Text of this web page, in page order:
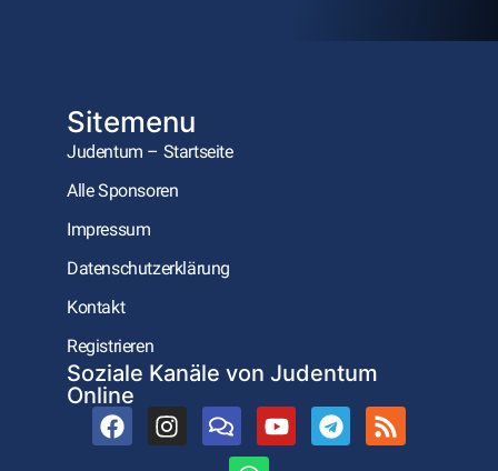
Sitemenu
Judentum – Startseite
Alle Sponsoren
Impressum
Datenschutzerklärung
Kontakt
Registrieren
Soziale Kanäle von Judentum
Online